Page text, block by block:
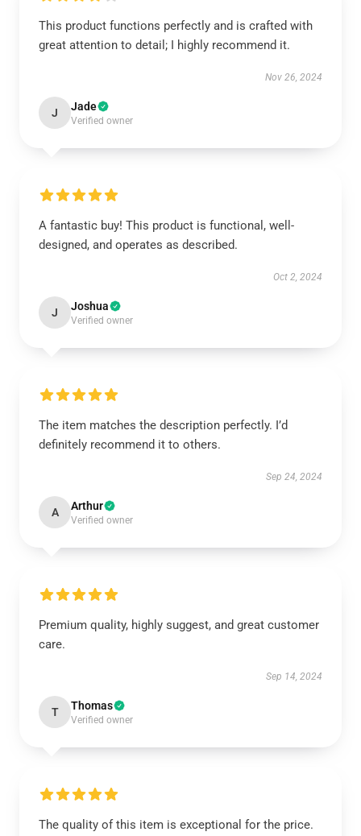
This product functions perfectly and is crafted with
great attention to detail; I highly recommend it.
Nov 26, 2024
J Jade
Verified owner
A fantastic buy! This product is functional, well-
designed, and operates as described.
Oct 2, 2024
J Joshua
Verified owner
The item matches the description perfectly. I’d
definitely recommend it to others.
Sep 24, 2024
A Arthur
Verified owner
Premium quality, highly suggest, and great customer
care.
Sep 14, 2024
T Thomas
Verified owner
The quality of this item is exceptional for the price.